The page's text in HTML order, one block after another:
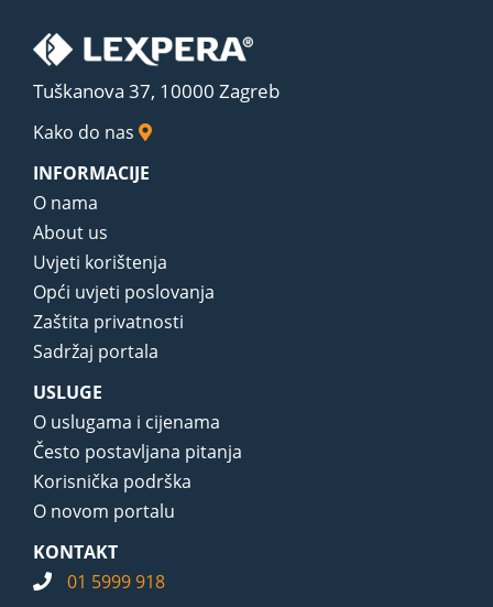
Tuškanova 37, 10000 Zagreb
Kako do nas
INFORMACIJE
O nama
About us
Uvjeti korištenja
Opći uvjeti poslovanja
Zaštita privatnosti
Sadržaj portala
USLUGE
O uslugama i cijenama
Često postavljana pitanja
Korisnička podrška
O novom portalu
KONTAKT
01 5999 918